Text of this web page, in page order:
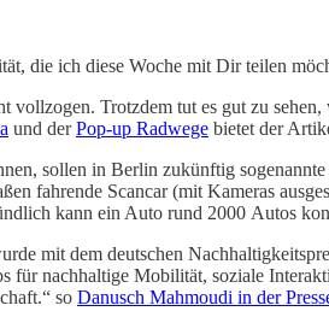
die ich diese Woche mit Dir teilen
Trotzdem tut es gut zu
und derPop-up Radwege bietet der
sollen in Berlin zukünftig
fahrende Scancar (mit Kameras
kann ein Auto rund 2000 Autos
mit dem deutschen
für nachhaltige Mobilität, soziale
so Danusch Mahmoudi in der